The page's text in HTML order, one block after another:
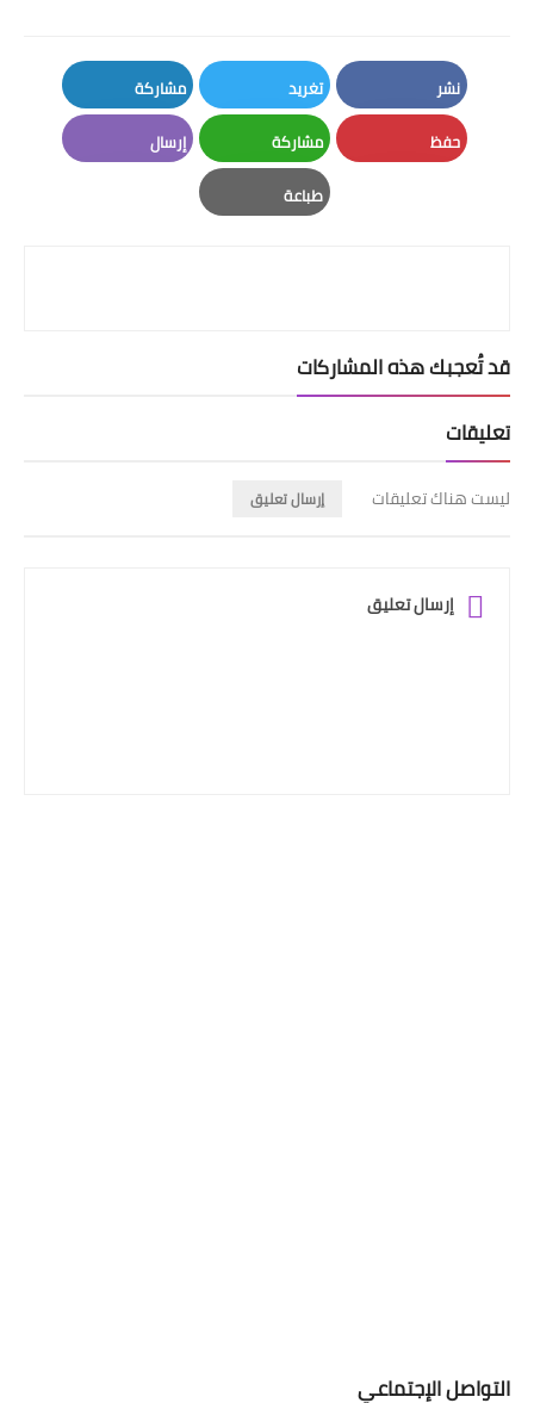
نشر
Facebook
تغريد
Twitter
مشاركة
LinkedIn
حفظ مشاركة
Whatsapp
إرسال
طباعة
قد تُعجبك هذه المشاركات
تعليقات
ليست هناك تعليقات إرسال تعليق
إرسال تعليق
التواصل الإجتماعي